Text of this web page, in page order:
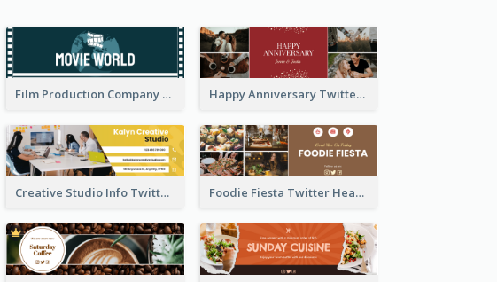
Film Production Company Twitter Header Happy Anniversary Twitter Header
Creative Studio Info Twitter Header Foodie Fiesta Twitter Header